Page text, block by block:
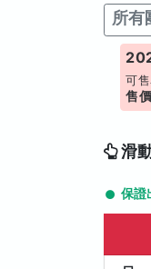
所有
可
售
滑
保證